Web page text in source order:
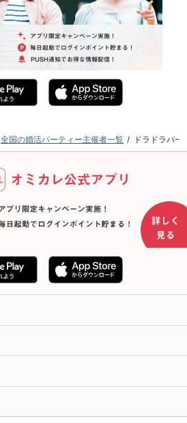
全国の婚活パーティー主催者一覧 ドラドラパ